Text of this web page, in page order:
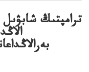
ترامپتىڭ